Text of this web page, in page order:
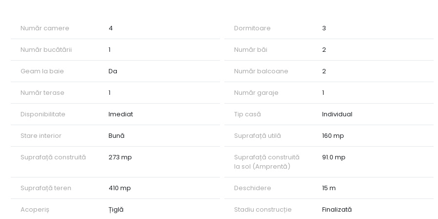
• Mansardă: Zona de noapte este formată din 3 dormitoare, o baie și 2 balcoane ce oferă o priveliște plăcută asupra
zonei.
Dotări și finisaje: Proprietatea este izolată termic la exterior, dotată cu geamuri termopan și centrală termică pe gaz
cu calorifere, asigurând un consum optim de energie. Casa se vinde complet mobilată și utilată, fiind gata pentru
Detalii teren: Casa are o amprentă la sol de 91 mp, restul terenului fiind amenajat pentru a oferi intimitate și spațiu
de recreere în aer liber.
Această casă cu 4 camere reprezintă o oportunitate excelentă într-o zonă liniștită și căutată a orașului.
Număr camere 4 Dormitoare 3
Număr bucătării 1 Număr băi 2
Geam la baie Da Număr balcoane 2
Număr terase 1 Număr garaje 1
Disponibilitate Imediat Tip casă Individual
Stare interior Bună Suprafață utilă 160 mp
Suprafață construită 273 mp
Suprafață construită
la sol (Amprentă)
91.0 mp
Suprafață teren 410 mp Deschidere 15 m
Acoperiș Țiglă Stadiu construcție Finalizată